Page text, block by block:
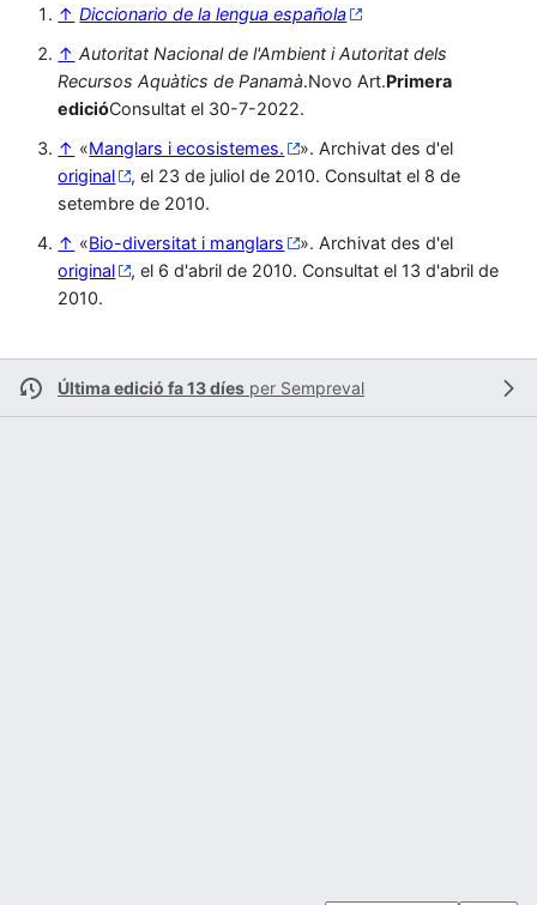
↑ Diccionario de la lengua española
↑ Autoritat Nacional de l'Ambient i Autoritat dels
Recursos Aquàtics de Panamà.Novo Art.Primera
edicióConsultat el 30-7-2022.
↑ «Manglars i ecosistemes.
». Archivat des d'el
original
, el 23 de juliol de 2010. Consultat el 8 de
setembre de 2010.
↑ «Bio-diversitat i manglars
». Archivat des d'el
original
, el 6 d'abril de 2010. Consultat el 13 d'abril de
2010.
Última edició fa 13 díes per Sempreval